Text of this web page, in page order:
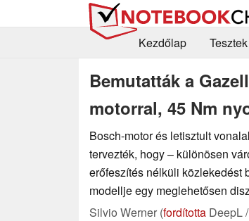
Kezdőlap
Bemutatták a
motorral, 45 Nm
Bosch-motor és letisztult
tervezték, hogy – különösen
erőfeszítés nélküli közlekedést
modellje egy meglehetősen
Silvio Werner (fordította DeepL